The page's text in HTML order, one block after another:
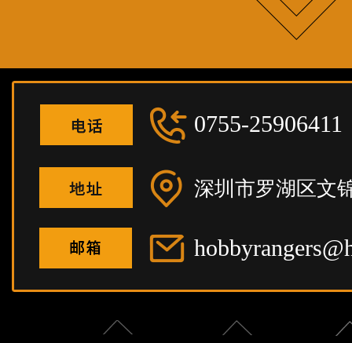
0755-25906411
深圳市罗湖区文